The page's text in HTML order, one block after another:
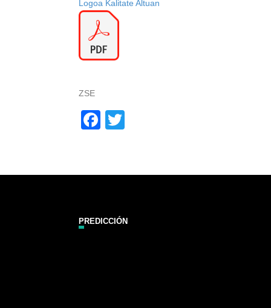
Logoa Kalitate Altuan
ZSE
Facebook
PREDICCIÓN